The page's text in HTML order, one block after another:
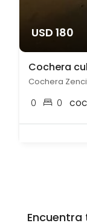
USD 180
0 0